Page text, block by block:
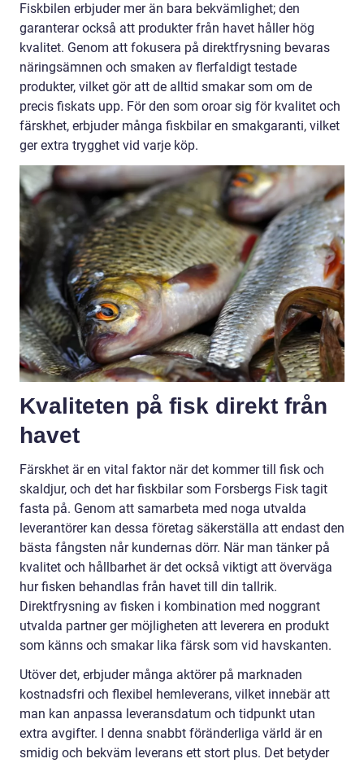
Fiskbilen erbjuder mer än bara bekvämlighet; den
garanterar också att produkter från havet håller hög
kvalitet. Genom att fokusera på direktfrysning bevaras
näringsämnen och smaken av flerfaldigt testade
produkter, vilket gör att de alltid smakar som om de
precis fiskats upp. För den som oroar sig för kvalitet och
färskhet, erbjuder många fiskbilar en smakgaranti, vilket
ger extra trygghet vid varje köp.
Kvaliteten på fisk direkt från
havet
Färskhet är en vital faktor när det kommer till fisk och
skaldjur, och det har fiskbilar som Forsbergs Fisk tagit
fasta på. Genom att samarbeta med noga utvalda
leverantörer kan dessa företag säkerställa att endast den
bästa fångsten når kundernas dörr. När man tänker på
kvalitet och hållbarhet är det också viktigt att överväga
hur fisken behandlas från havet till din tallrik.
Direktfrysning av fisken i kombination med noggrant
utvalda partner ger möjligheten att leverera en produkt
som känns och smakar lika färsk som vid havskanten.
Utöver det, erbjuder många aktörer på marknaden
kostnadsfri och flexibel hemleverans, vilket innebär att
man kan anpassa leveransdatum och tidpunkt utan
extra avgifter. I denna snabbt föränderliga värld är en
smidig och bekväm leverans ett stort plus. Det betyder